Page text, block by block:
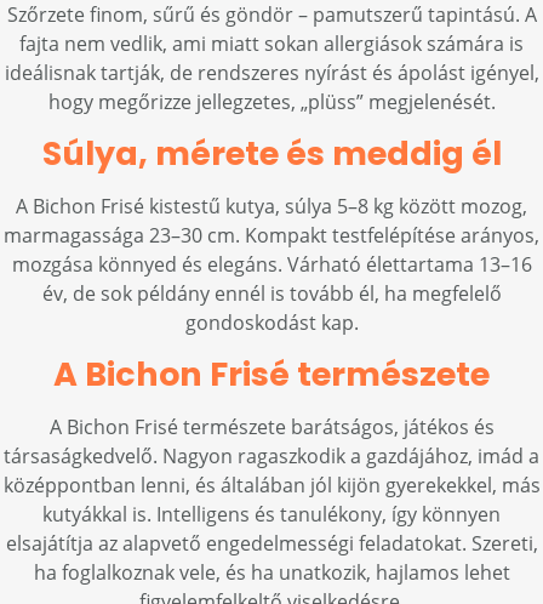
Szőrzete finom, sűrű és göndör – pamutszerű tapintású. A
fajta nem vedlik, ami miatt sokan allergiások számára is
ideálisnak tartják, de rendszeres nyírást és ápolást igényel,
hogy megőrizze jellegzetes, „plüss” megjelenését.
Súlya, mérete és meddig él
A Bichon Frisé kistestű kutya, súlya 5–8 kg között mozog,
marmagassága 23–30 cm. Kompakt testfelépítése arányos,
mozgása könnyed és elegáns. Várható élettartama 13–16
év, de sok példány ennél is tovább él, ha megfelelő
gondoskodást kap.
A Bichon Frisé természete
A Bichon Frisé természete barátságos, játékos és
társaságkedvelő. Nagyon ragaszkodik a gazdájához, imád a
középpontban lenni, és általában jól kijön gyerekekkel, más
kutyákkal is. Intelligens és tanulékony, így könnyen
elsajátítja az alapvető engedelmességi feladatokat. Szereti,
ha foglalkoznak vele, és ha unatkozik, hajlamos lehet